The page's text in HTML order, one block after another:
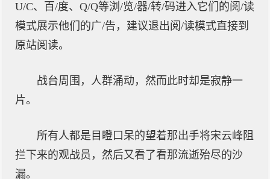
U/C、百/度、Q/Q等浏/览/器/转/码进入它们的阅/读
模式展示他们的广/告，建议退出阅/读模式直接到
原站阅读。
战台周围，人群涌动，然而此时却是寂静一
片。
所有人都是目瞪口呆的望着那出手将宋云峰阻
拦下来的观战员，然后又看了看那流逝殆尽的沙
漏。